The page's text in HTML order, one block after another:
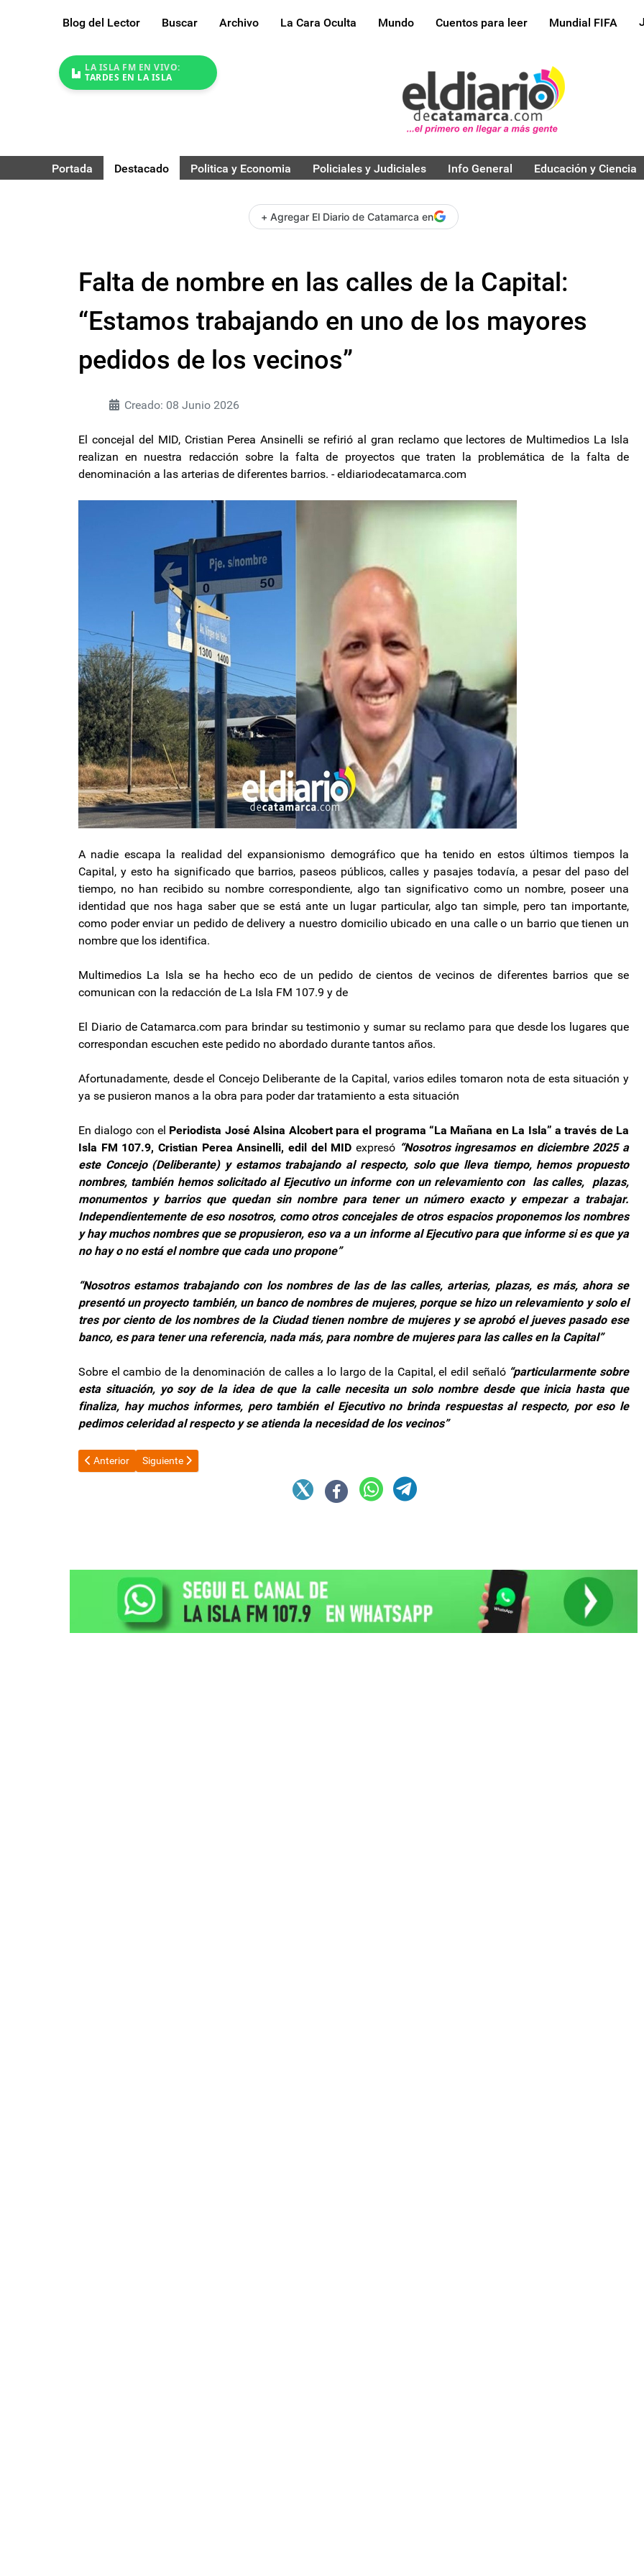
Blog del Lector Buscar Archivo La Cara Oculta Mundo Cuentos para leer Mundial FIFA
LA ISLA FM EN VIVO:
TARDES EN LA ISLA
Portada Destacado Politica y Economia Policiales y Judiciales Info General Educación y Ciencia
+ Agregar El Diario de Catamarca en
Falta de nombre en las calles de la Capital:
“Estamos trabajando en uno de los mayores
pedidos de los vecinos”
Creado: 08 Junio 2026
El concejal del MID, Cristian Perea Ansinelli se refirió al gran reclamo que lectores de Multimedios La Isla
realizan en nuestra redacción sobre la falta de proyectos que traten la problemática de la falta de
denominación a las arterias de diferentes barrios. - eldiariodecatamarca.com
A nadie escapa la realidad del expansionismo demográfico que ha tenido en estos últimos tiempos la
Capital, y esto ha significado que barrios, paseos públicos, calles y pasajes todavía, a pesar del paso del
tiempo, no han recibido su nombre correspondiente, algo tan significativo como un nombre, poseer una
identidad que nos haga saber que se está ante un lugar particular, algo tan simple, pero tan importante,
como poder enviar un pedido de delivery a nuestro domicilio ubicado en una calle o un barrio que tienen un
nombre que los identifica.
Multimedios La Isla se ha hecho eco de un pedido de cientos de vecinos de diferentes barrios que se
comunican con la redacción de La Isla FM 107.9 y de
El Diario de Catamarca.com para brindar su testimonio y sumar su reclamo para que desde los lugares que
correspondan escuchen este pedido no abordado durante tantos años.
Afortunadamente, desde el Concejo Deliberante de la Capital, varios ediles tomaron nota de esta situación y
ya se pusieron manos a la obra para poder dar tratamiento a esta situación
En dialogo con el Periodista José Alsina Alcobert para el programa “La Mañana en La Isla” a través de La
Isla FM 107.9, Cristian Perea Ansinelli, edil del MID expresó “Nosotros ingresamos en diciembre 2025 a
este Concejo (Deliberante) y estamos trabajando al respecto, solo que lleva tiempo, hemos propuesto
nombres, también hemos solicitado al Ejecutivo un informe con un relevamiento con las calles, plazas,
monumentos y barrios que quedan sin nombre para tener un número exacto y empezar a trabajar.
Independientemente de eso nosotros, como otros concejales de otros espacios proponemos los nombres
y hay muchos nombres que se propusieron, eso va a un informe al Ejecutivo para que informe si es que ya
no hay o no está el nombre que cada uno propone”
“Nosotros estamos trabajando con los nombres de las de las calles, arterias, plazas, es más, ahora se
presentó un proyecto también, un banco de nombres de mujeres, porque se hizo un relevamiento y solo el
tres por ciento de los nombres de la Ciudad tienen nombre de mujeres y se aprobó el jueves pasado ese
banco, es para tener una referencia, nada más, para nombre de mujeres para las calles en la Capital”
Sobre el cambio de la denominación de calles a lo largo de la Capital, el edil señaló “particularmente sobre
esta situación, yo soy de la idea de que la calle necesita un solo nombre desde que inicia hasta que
finaliza, hay muchos informes, pero también el Ejecutivo no brinda respuestas al respecto, por eso le
pedimos celeridad al respecto y se atienda la necesidad de los vecinos”
Artículo anterior: Fuerte reclamo a Zijin- Liex por mano de obra local
Anterior Artículo siguiente: Tras el informe de La Isla FM: Un concejal pide conocer las calles y barrios que carecen de
Siguiente